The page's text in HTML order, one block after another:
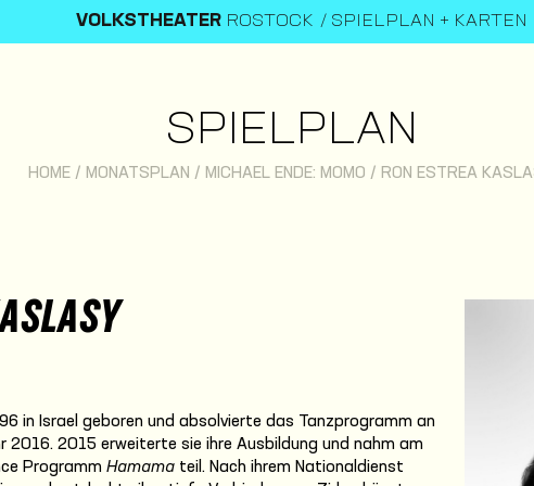
VOLKSTHEATER ROSTOCK SPIELPLAN + KARTEN
SPIELPLAN
HOME / MONATSPLAN / MICHAEL ENDE: MOMO / RON ESTREA
in Israel geboren und absolvierte das Tanzprogramm an
2016. 2015 erweiterte sie ihre Ausbildung und nahm am
Programm Hamama teil. Nach ihrem Nationaldienst